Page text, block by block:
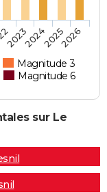
Magnitude 3
Magnitude 6
2023202420252026
sur Le